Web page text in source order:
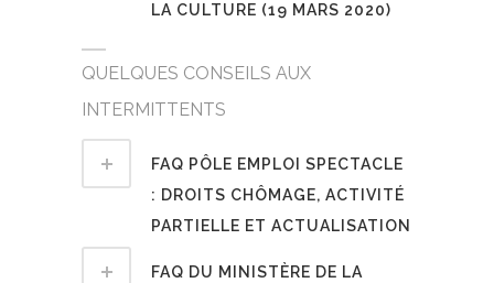
LA CULTURE (19 MARS 2020)
QUELQUES CONSEILS AUX
INTERMITTENTS
FAQ PÔLE EMPLOI SPECTACLE
: DROITS CHÔMAGE, ACTIVITÉ
PARTIELLE ET ACTUALISATION
FAQ DU MINISTÈRE DE LA